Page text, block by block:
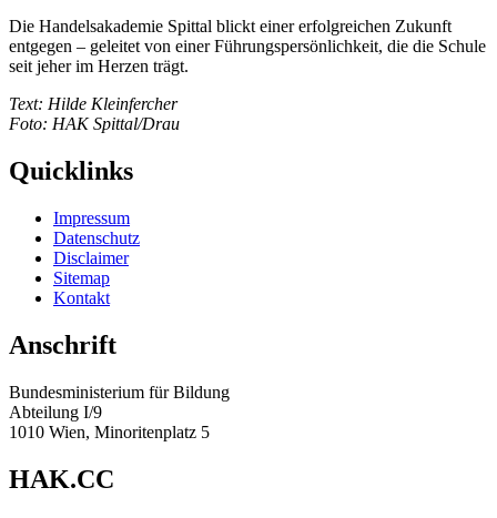
Die Handelsakademie Spittal blickt einer erfolgreichen Zukunft
entgegen – geleitet von einer Führungspersönlichkeit, die die Schule
seit jeher im Herzen trägt.
Text: Hilde Kleinfercher
Foto: HAK Spittal/Drau
Quicklinks
Impressum
Datenschutz
Disclaimer
Sitemap
Kontakt
Anschrift
Bundesministerium für Bildung
Abteilung I/9
1010 Wien, Minoritenplatz 5
HAK.CC